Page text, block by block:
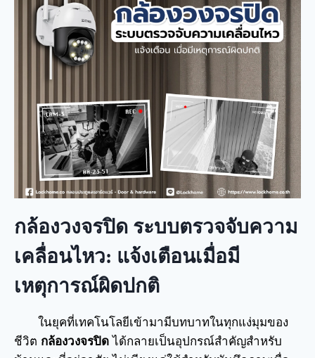
กล้องวงจรปิด ระบบตรวจจับความ
เคลื่อนไหว: แจ้งเตือนเมื่อมี
เหตุการณ์ผิดปกติ
ในยุคที่เทคโนโลยีเข้ามามีบทบาทในทุกแง่มุมของ
ชีวิต กล้องวงจรปิด ได้กลายเป็นอุปกรณ์สำคัญสำหรับ